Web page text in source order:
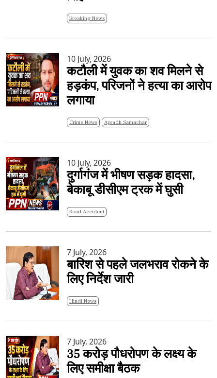
Breaking News
10 July, 2026
कटौली में युवक का शव मिलने से
हड़कंप, परिजनों ने हत्या का आरोप
लगाया
Crime News Apradh Samachar
10 July, 2026
दुर्गागंज में भीषण सड़क हादसा,
बेकाबू डीसीएम ट्रक में घुसी
Road Accident
7 July, 2026
बारिश से पहले जलभराव रोकने के
लिए निर्देश जारी
Hindi News
7 July, 2026
35 करोड़ पौधरोपण के लक्ष्य के
लिए समीक्षा बैठक